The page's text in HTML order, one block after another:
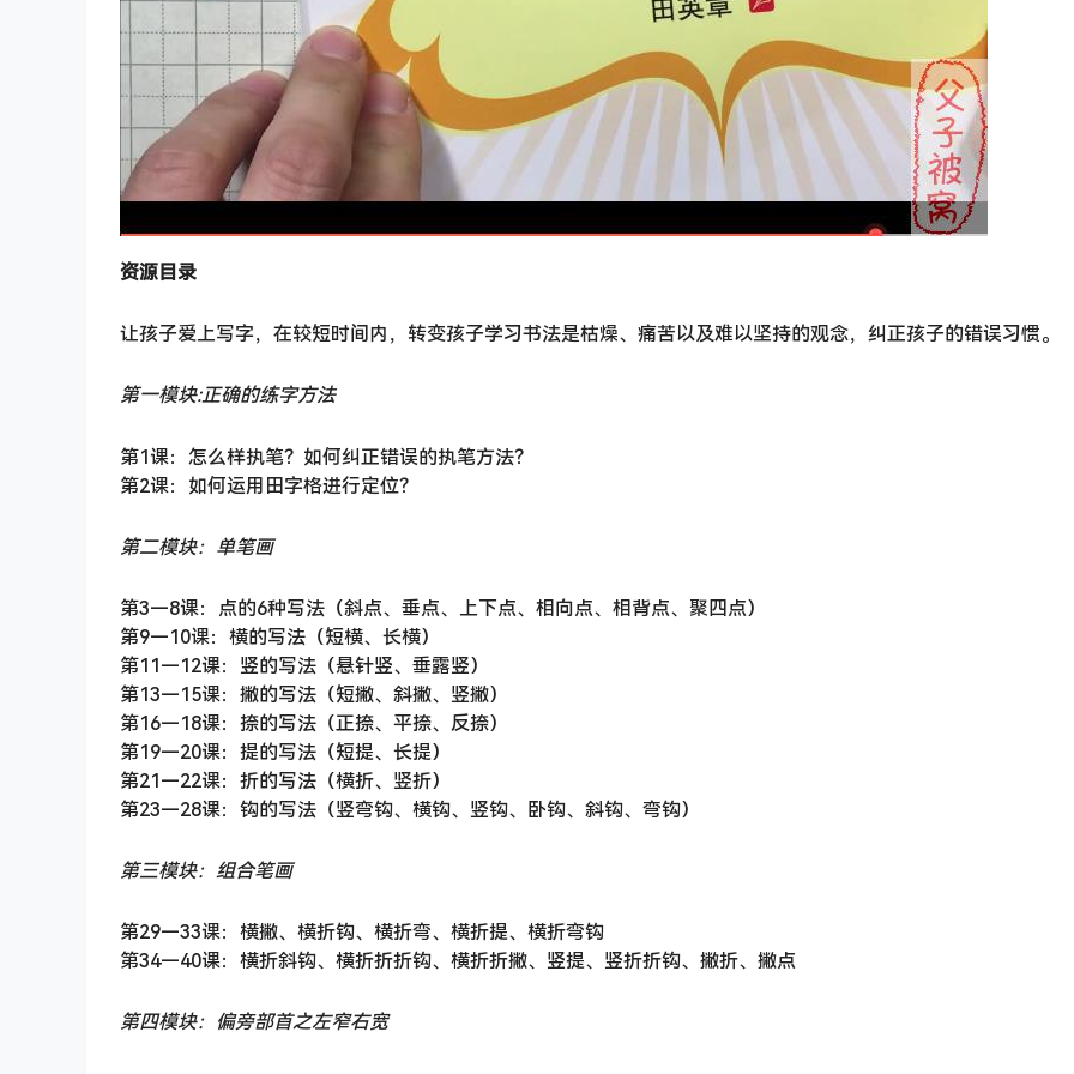
资源目录
让孩子爱上写字，在较短时间内，转变孩子学习书法是枯燥、痛苦以及难以坚持的观念，纠正孩子的错误习惯。
第一模块:正确的练字方法
第1课：怎么样执笔？如何纠正错误的执笔方法？
第2课：如何运用田字格进行定位？
第二模块：单笔画
第3—8课：点的6种写法（斜点、垂点、上下点、相向点、相背点、聚四点）
第9—10课：横的写法（短横、长横）
第11—12课：竖的写法（悬针竖、垂露竖）
第13—15课：撇的写法（短撇、斜撇、竖撇）
第16—18课：捺的写法（正捺、平捺、反捺）
第19—20课：提的写法（短提、长提）
第21—22课：折的写法（横折、竖折）
第23—28课：钩的写法（竖弯钩、横钩、竖钩、卧钩、斜钩、弯钩）
第三模块：组合笔画
第29—33课：横撇、横折钩、横折弯、横折提、横折弯钩
第34—40课：横折斜钩、横折折折钩、横折折撇、竖提、竖折折钩、撇折、撇点
第四模块：偏旁部首之左窄右宽